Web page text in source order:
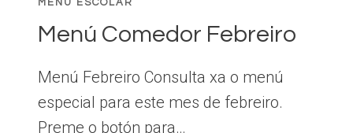
MENÚ ESCOLAR
Menú Comedor Febreiro
Menú Febreiro Consulta xa o menú
especial para este mes de febreiro.
Preme o botón para…